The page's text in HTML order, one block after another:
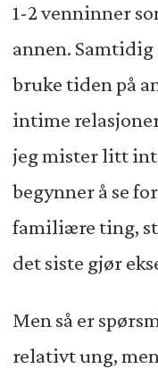
1-2 venninner
annen. Samtidig
bruke tiden på
intime
jeg mister litt
begynner å se
familiære ting,
det siste gjør
Men så er
relativt ung,